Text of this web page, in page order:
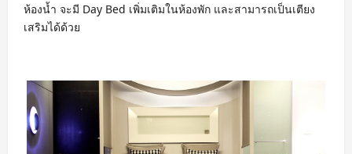
ห้องน้ำ จะมี Day Bed เพิ่มเติมในห้องพัก และสามารถเป็นเตียง
เสริมได้ด้วย